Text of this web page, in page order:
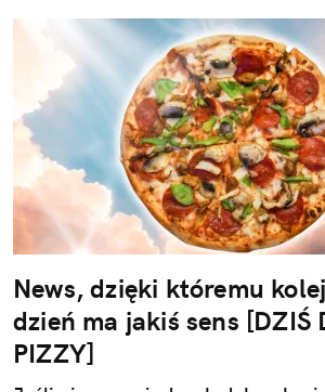
News, dzięki któremu
dzień ma jakiś sens [DZIŚ
PIZZY]